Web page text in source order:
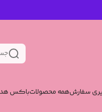
سفارشهمه محصولاتباکس